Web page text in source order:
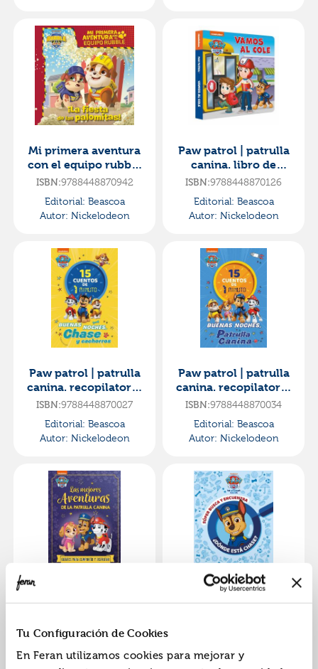
Tu Configuración de Cookies
En Feran utilizamos cookies para mejorar y
Mi primera aventura
con el equipo rubble
| paw patrol - la fiesta
ISBN:9788448870942
Editorial: Beascoa
Autor: Nickelodeon
Paw patrol | patrulla
canina. libro de
cartón - vamos al
ISBN:9788448870126
Editorial: Beascoa
Autor: Nickelodeon
Paw patrol | patrulla
canina. recopilatorio
de cuentos - 15
ISBN:9788448870027
Editorial: Beascoa
Autor: Nickelodeon
Paw patrol | patrulla
canina. recopilatorio
de cuentos - 15
ISBN:9788448870034
Editorial: Beascoa
Autor: Nickelodeon
mejores aventuras d
ISBN:9788448869250
Autor:Nickelodeon
Paw patrol | patrulla
está
Autor:Nickelodeon